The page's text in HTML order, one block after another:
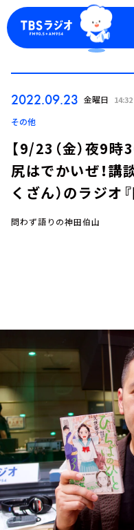
イベント・グッズ
YouTube
会社情報
2022.09.23 金曜日 14:32
その他
【9/23（金）夜9
尻はでかいぜ！講
くざん）のラジオ
問わず語りの神田伯山